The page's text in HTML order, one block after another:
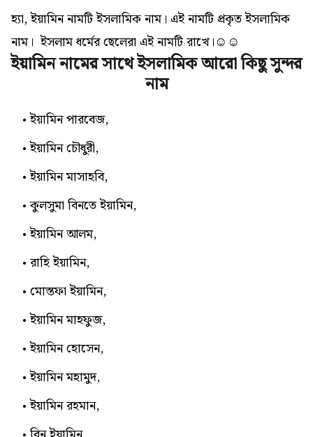
হ্যা, ইয়ামিন নামটি ইসলামিক নাম। এই নামটি প্রকৃত ইসলামিক
নাম। ইসলাম ধর্মের ছেলেরা এই নামটি রাখে।☺☺
ইয়ামিন নামের সাথে ইসলামিক আরো কিছু সুন্দর
নাম
ইয়ামিন পারবেজ,
ইয়ামিন চৌধুরী,
ইয়ামিন মাসাহবি,
কুলসুমা বিনতে ইয়ামিন,
ইয়ামিন আলম,
রাহি ইয়ামিন,
মোস্তফা ইয়ামিন,
ইয়ামিন মাহফুজ,
ইয়ামিন হোসেন,
ইয়ামিন মহামুদ,
ইয়ামিন রহমান,